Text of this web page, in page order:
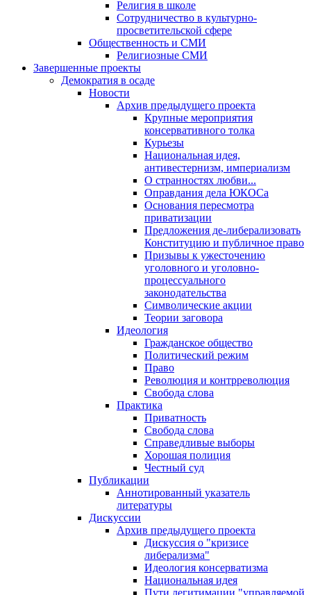
Религия в школе
Сотрудничество в культурно-
просветительской сфере
Общественность и СМИ
Религиозные СМИ
Завершенные проекты
Демократия в осаде
Новости
Архив предыдущего проекта
Крупные мероприятия
консервативного толка
Курьезы
Национальная идея,
антивестернизм, империализм
О странностях любви...
Оправдания дела ЮКОСа
Основания пересмотра
приватизации
Предложения де-либерализовать
Конституцию и публичное право
Призывы к ужесточению
уголовного и уголовно-
процессуального
законодательства
Символические акции
Теории заговора
Идеология
Гражданское общество
Политический режим
Право
Революция и контрреволюция
Свобода слова
Практика
Приватность
Свобода слова
Справедливые выборы
Хорошая полиция
Честный суд
Публикации
Аннотированный указатель
литературы
Дискуссии
Архив предыдущего проекта
Дискуссия о "кризисе
либерализма"
Идеология консерватизма
Национальная идея
Пути легитимации "управляемой